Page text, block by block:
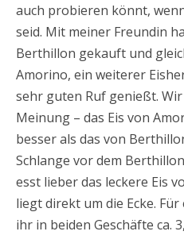
auch probieren könnt,
seid. Mit meiner Freundin
Berthillon gekauft und
Amorino, ein weiterer
sehr guten Ruf genießt.
Meinung – das Eis von
besser als das von
Schlange vor dem
esst lieber das leckere Eis
liegt direkt um die Ecke.
ihr in beiden Geschäfte ca.